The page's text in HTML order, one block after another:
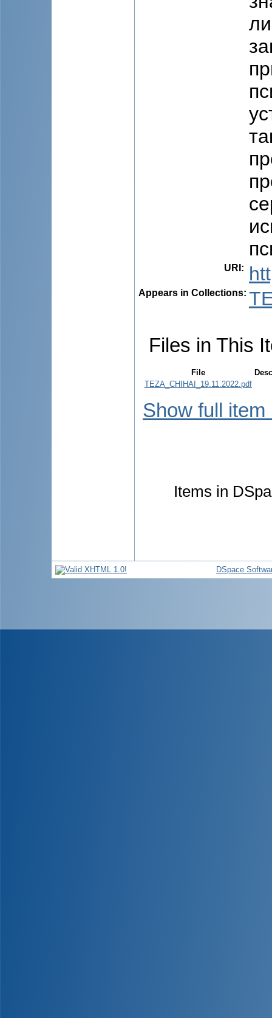
URI :
Appears in Collections:
Files in This
File
TEZA_CHIHAI_19.11.2022.pdf
Show full item
Items in
DSpace